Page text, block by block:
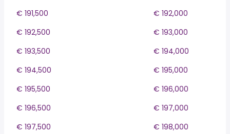
€ 191,500
€ 192,000
€ 192,500
€ 193,000
€ 193,500
€ 194,000
€ 194,500
€ 195,000
€ 195,500
€ 196,000
€ 196,500
€ 197,000
€ 197,500
€ 198,000